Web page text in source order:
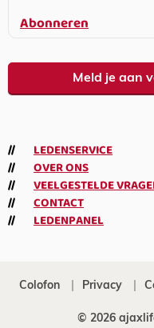
Abonneren
Meld je aan
LEDENSERVICE
OVER ONS
VEELGESTELDE
CONTACT
LEDENPANEL
Colofon Privacy
© 2026